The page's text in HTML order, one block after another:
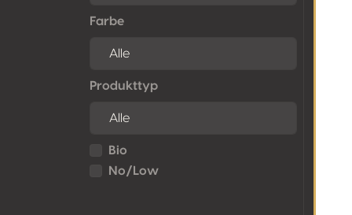
Farbe
Produkttyp
Bio
No/Low